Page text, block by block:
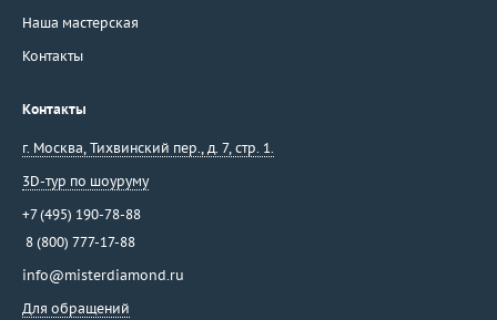
Наша мастерская
Контакты
Контакты
г. Москва, Тихвинский пер., д. 7, стр. 1.
3D-тур по шоуруму
+7 (495) 190-78-88
8 (800) 777-17-88
info@misterdiamond.ru
Для обращений